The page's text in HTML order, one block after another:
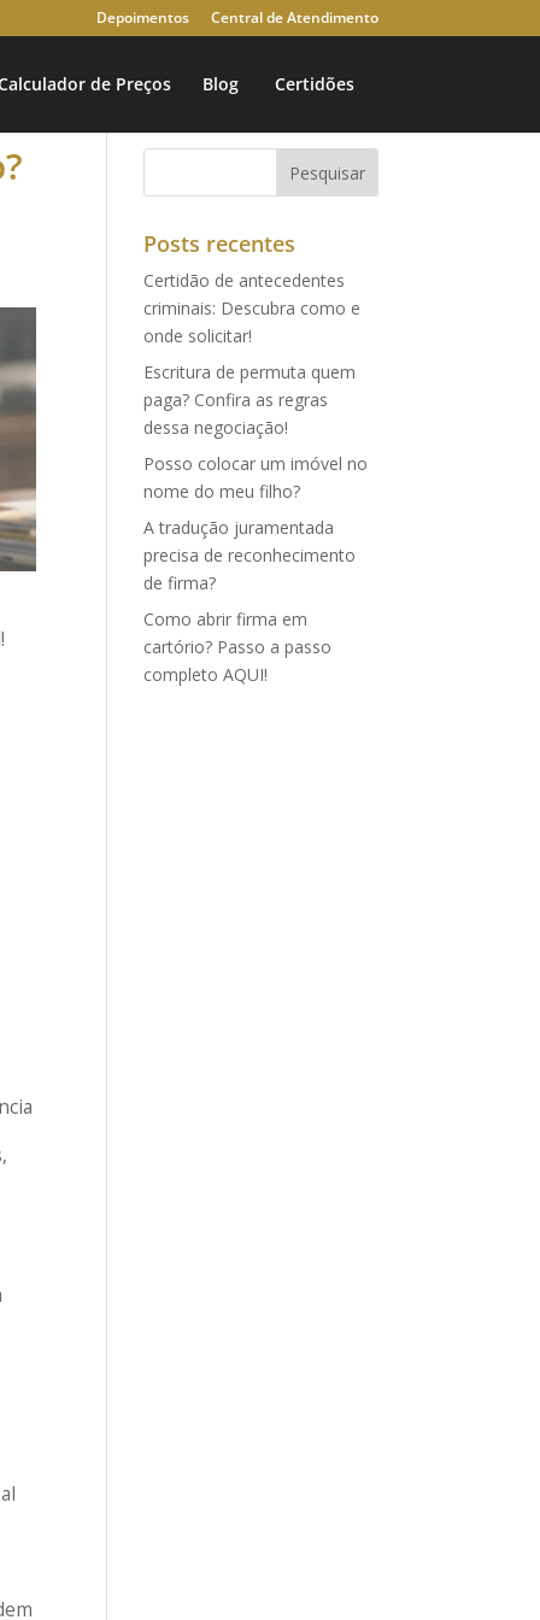
Depoimentos Central de Atendimento
de Preços Blog Certidões
!
Posts recentes
Certidão de antecedentes
criminais: Descubra como e
onde solicitar!
Escritura de permuta quem
paga? Confira as regras
dessa negociação!
Posso colocar um imóvel no
nome do meu filho?
A tradução juramentada
precisa de reconhecimento
de firma?
Como abrir firma em
cartório? Passo a passo
completo AQUI!